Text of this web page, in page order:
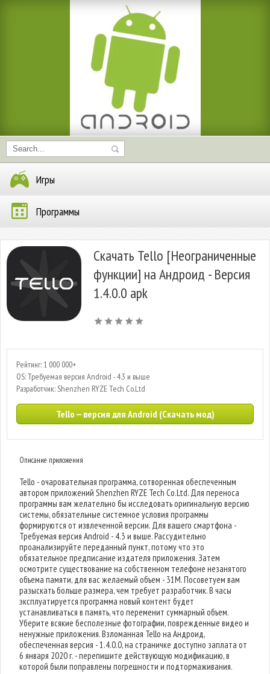
Игры
Программы
Скачать Tello [Неограниченные
функции] на Андроид - Версия
1.4.0.0 apk
Рейтинг: 1 000 000+
OS: Требуемая версия Android - 4.3 и выше
Разработчик: Shenzhen RYZE Tech Co.Ltd
Tello — версия для Android (Скачать мод)
Описание приложения
Tello - очаровательная программа, сотворенная обеспеченным
автором приложений Shenzhen RYZE Tech Co.Ltd. Для переноса
программы вам желательно бы исследовать оригинальную версию
системы, обязательные системное условия программы
формируются от извлеченной версии. Для вашего смартфона -
Требуемая версия Android - 4.3 и выше. Рассудительно
проанализируйте переданный пункт, потому что это
обязательное предписание издателя приложения. Затем
осмотрите существование на собственном телефоне незанятого
объема памяти, для вас желаемый объем - 31M. Посоветуем вам
разыскать больше размера, чем требует разработчик. В часы
эксплуатируется программа новый контент будет
устанавливаться в память, что переменит суммарный объем.
Уберите всякие бесполезные фотографии, поврежденные видео и
ненужные приложения. Взломанная Tello на Андроид,
обеспеченная версия - 1.4.0.0, на страничке доступно заплата от
6 января 2020 г. - перепишите действующую модификацию, в
которой были поправлены погрешности и подтормаживания.